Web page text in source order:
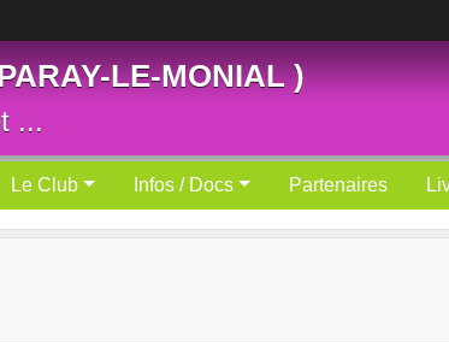
LE-MONIAL )
...
Le Club Infos / Docs Partenaires